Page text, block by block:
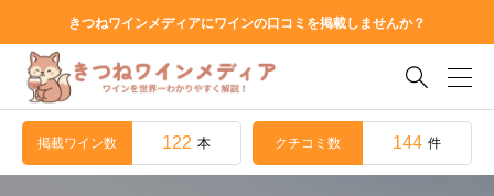
きつねワインメディアにワインの口コミを掲載しませんか？

掲載ワイン数 122 本 クチコミ数 144 件